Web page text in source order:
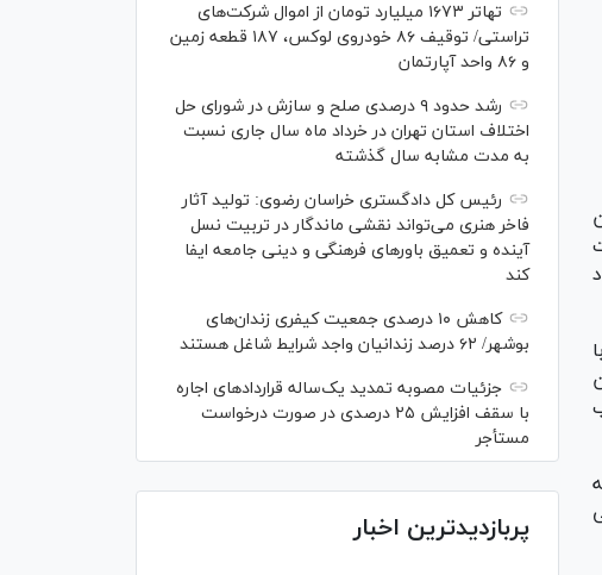
تهاتر ۱۶۷۳ میلیارد تومان از اموال شرکت‌های
تراستی/ توقیف ۸۶ خودروی لوکس، ۱۸۷ قطعه زمین
و ۸۶ واحد آپارتمان
رشد حدود ۹ درصدی صلح و سازش در شورای حل
اختلاف استان تهران در خرداد ماه سال جاری نسبت
به مدت مشابه سال گذشته
رئیس کل دادگستری خراسان رضوی: تولید آثار
فاخر هنری می‌تواند نقشی ماندگار در تربیت نسل
آینده و تعمیق باور‌های فرهنگی و دینی جامعه ایفا
کند
کاهش ۱۰ درصدی جمعیت کیفری زندان‌های
بوشهر/ ۶۲ درصد زندانیان واجد شرایط شاغل هستند
جزئیات مصوبه تمدید یک‌ساله قرارداد‌های اجاره
با سقف افزایش ۲۵ درصدی در صورت درخواست
مستأجر
پربازدیدترین اخبار